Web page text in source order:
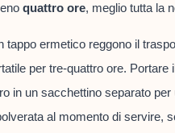
quattro ore, meglio tutta la
tappo ermetico reggono il
per tre-quattro ore. Portare
in un sacchettino separato per
al momento di servire,